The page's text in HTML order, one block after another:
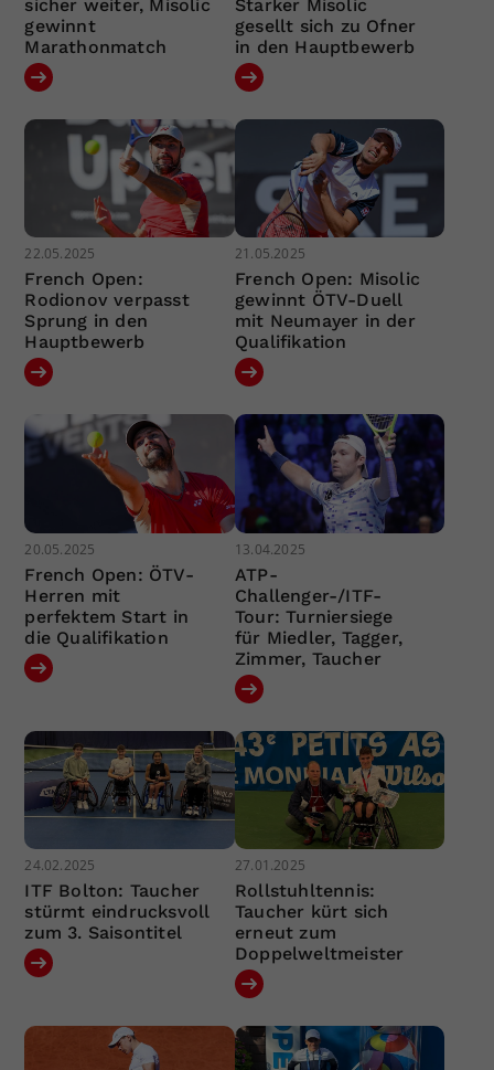
sicher weiter, Misolic
gewinnt
Marathonmatch
Starker Misolic
gesellt sich zu Ofner
in den Hauptbewerb
22.05.2025
French Open:
Rodionov verpasst
Sprung in den
Hauptbewerb
21.05.2025
French Open: Misolic
gewinnt ÖTV-Duell
mit Neumayer in der
Qualifikation
20.05.2025
French Open: ÖTV-
Herren mit
perfektem Start in
die Qualifikation
13.04.2025
ATP-
Challenger-/ITF-
Tour: Turniersiege
für Miedler, Tagger,
Zimmer, Taucher
24.02.2025
ITF Bolton: Taucher
stürmt eindrucksvoll
zum 3. Saisontitel
27.01.2025
Rollstuhltennis:
Taucher kürt sich
erneut zum
Doppelweltmeister